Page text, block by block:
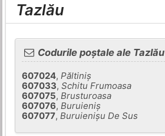
Tazlău
Codurile poștale ale Tazlău
607024,Păltiniş
607033,Schitu Frumoasa
607075,Brusturoasa
607076,Buruieniş
607077,Buruienişu De Sus